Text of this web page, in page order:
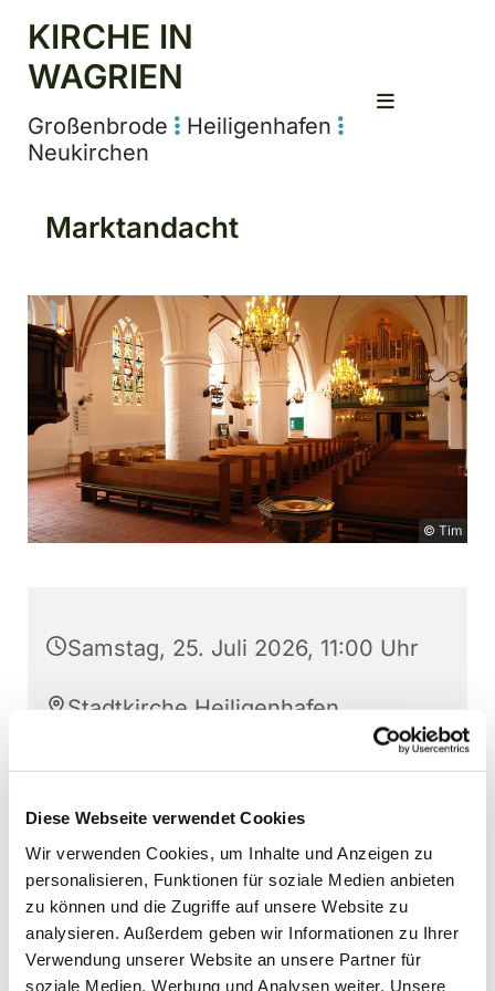
Diese Webseite verwendet Cookies
Wir verwenden Cookies, um Inhalte und Anzeigen zu
personalisieren, Funktionen für soziale Medien anbieten
zu können und die Zugriffe auf unsere Website zu
analysieren. Außerdem geben wir Informationen zu Ihrer
Verwendung unserer Website an unsere Partner für
soziale Medien, Werbung und Analysen weiter. Unsere
KIRCHE IN
WAGRIEN
Großenbrode  Heiligenhafen 
Neukirchen
Marktandacht
© Tim
Samstag, 25. Juli 2026, 11:00 Uhr
Stadtkirche Heiligenhafen,
Heiligenhafen
Gönnen Sie sich eine Auszeit vom Markt und
lauschen Sie in der Kirche den Klängen unserer